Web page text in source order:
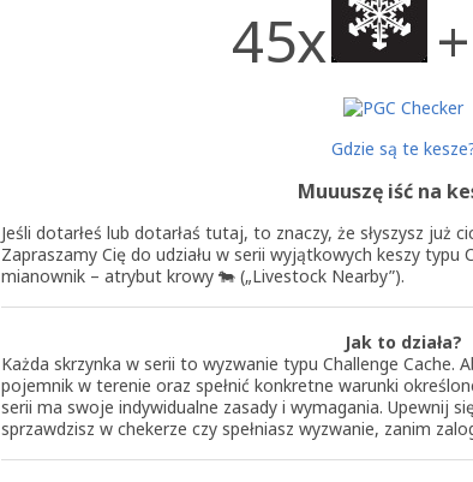
45x +
Gdzie są te
Muuuszę iść na
Jeśli dotarłeś lub dotarłaś tutaj, to znaczy, że słyszysz już
Zapraszamy Cię do udziału w serii wyjątkowych keszy typu
mianownik – atrybut krowy 🐄 („Livestock Nearby”).
Jak to działa?
Każda skrzynka w serii to wyzwanie typu Challenge Cache.
pojemnik w terenie oraz spełnić konkretne warunki
serii ma swoje indywidualne zasady i wymagania. Upewnij
sprzawdzisz w chekerze czy spełniasz wyzwanie, zanim